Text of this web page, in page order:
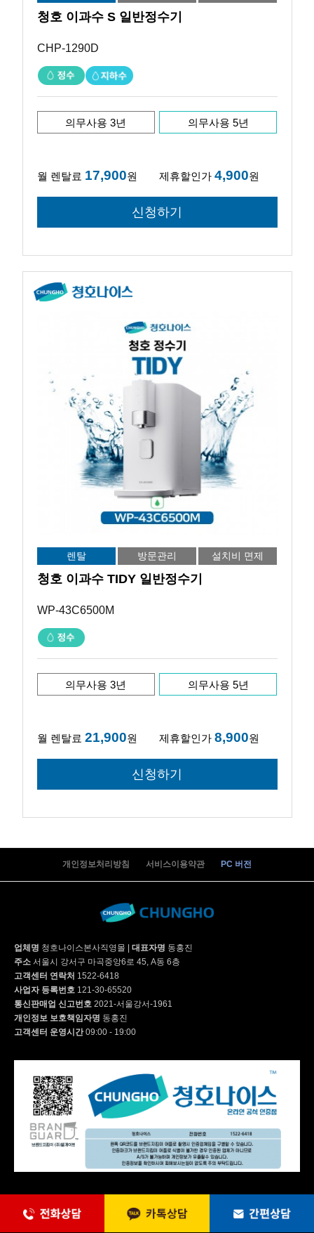
청호 이과수 S 일반정수기
CHP-1290D
의무사용 3년 의무사용 5년
월 렌탈료 17,900원 제휴할인가4,900원
렌탈 방문관리 설치비 면제
청호 이과수 TIDY 일반정수기
WP-43C6500M
의무사용 3년 의무사용 5년
월 렌탈료 21,900원 제휴할인가8,900원
개인정보처리방침 서비스이용약관 PC 버전
업체명 청호나이스본사직영몰 대표자명 동홍진
주소 서울시 강서구 마곡중앙6로 45, A동 6층
고객센터 연락처 1522-6418
사업자 등록번호 121-30-65520
통신판매업 신고번호 2021-서울강서-1961
개인정보 보호책임자명 동홍진
고객센터 운영시간09:00 - 19:00